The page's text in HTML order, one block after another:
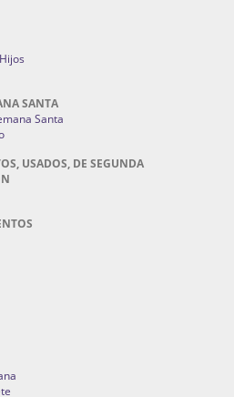
SANTA
Santa
USADOS, DE SEGUNDA